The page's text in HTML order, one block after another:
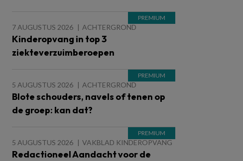
7 AUGUSTUS 2026 ACHTERGROND
Kinderopvang in top 3
ziekteverzuimberoepen
5 AUGUSTUS 2026 ACHTERGROND
Blote schouders, navels of tenen op
de groep: kan dat?
5 AUGUSTUS 2026 VAKBLAD KINDEROPVANG
Redactioneel Aandacht voor de